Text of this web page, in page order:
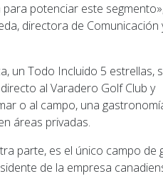
potenciar este
directora de Comunicación
un Todo Incluido 5 estrellas,
al Varadero Golf Club y
o al campo, una
áreas privadas.
parte, es el único campo de
de la empresa